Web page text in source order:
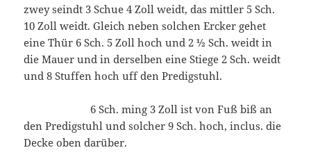
zwey seindt 3 Schue 4 Zoll weidt, das mittler 5 Sch.
10 Zoll weidt. Gleich neben solchen Ercker gehet
eine Thür 6 Sch. 5 Zoll hoch und 2 ½ Sch. weidt in
die Mauer und in derselben eine Stiege 2 Sch. weidt
und 8 Stuffen hoch uff den Predigstuhl.
6 Sch. ming 3 Zoll ist von Fuß biß an
den Predigstuhl und solcher 9 Sch. hoch, inclus. die
Decke oben darüber.